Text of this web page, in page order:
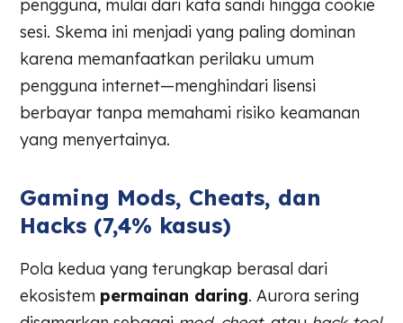
pengguna, mulai dari kata sandi hingga cookie
sesi. Skema ini menjadi yang paling dominan
karena memanfaatkan perilaku umum
pengguna internet—menghindari lisensi
berbayar tanpa memahami risiko keamanan
yang menyertainya.
Gaming Mods, Cheats, dan
Hacks (7,4% kasus)
Pola kedua yang terungkap berasal dari
ekosistem permainan daring. Aurora sering